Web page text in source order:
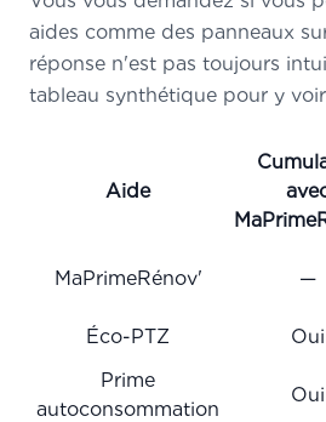
aides comme des panneaux
réponse n'est pas toujours
tableau synthétique pour y
Aide
MaPrimeRénov' —
Éco-PTZ
Oui
Prime
autoconsommation
Oui